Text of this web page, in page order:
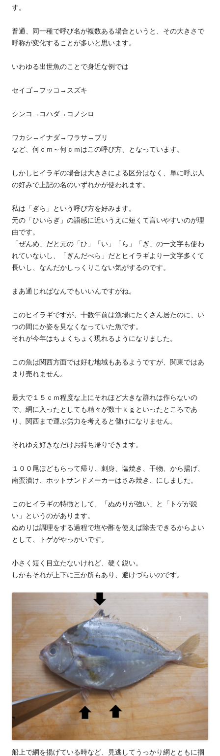
す。
普通、同一種で呼び名が複数ある場合というと、その大きさで
呼称が変化することが多いと思います。
いわゆる出世魚のことで身近な例では
セイゴ→フッコ→スズキ
シンコ→コハダ→コノシロ
ワカシ→イナダ→ワラサ→ブリ
など、何ｃｍ～何ｃｍはこの呼び方、となっています。
しかしヒイラギの場合は大きさによる区分はなく、単に呼ぶ人
の好みで上記の名のいずれかが使われます。
私は「ぎら」という呼び方を好みます。
元の「ひいらぎ」の語感に近いうえに短くて言いやすいのが理
由です。
「ぜんめ」だと元の「ひ」「い」「ら」「ぎ」の一文字も使わ
れていないし、「ぎんだべら」だとヒイラギより一文字多くて
長いし、なんだかしっくりこない気がするのです。
まあ通じればなんでもいいんですがね。
このヒイラギですが、十数年前は漁場にたくさん居たのに、い
つの間にか姿を見なくなっていた魚です。
それが今年はちょくちょく現れるようになりました。
この魚は関西方面では好む地域もあるようですが、関東ではあ
まり売れません。
最大で１５ｃｍ程度な上にそれほど大きな群れは作らないの
で、網に入ったとしても精々が数十ｋｇといったところであ
り、関西まで運ぶ労力を考えると儲けになりません。
それゆえ好きなだけお持ち帰りできます。
１００尾ほどもらって帰り、刺身、塩焼き、干物、から揚げ、
南蛮漬け、ホットサンドメーカーはさみ焼き、にしました。
このヒイラギの特徴として、「ぬめりが強い」と「トゲが鋭
い」というのがあります。
ぬめりは調理をする過程で塩や酢を使えば除去できるからよい
として、トゲがやっかいです。
小さく短く目立たないけれど、硬く鋭い。
しかもそれが上下に三か所もあり、避けづらいのです。
船上で網を揚げている時など、見逃してうっかり網とともに掴